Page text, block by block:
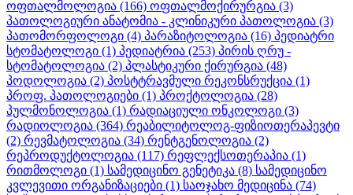
ოფთალმოლოგია (166) ოფთალმოქირურგია (3)
პათოლოგიური ანატომია - კლინიკური პათოლოგია (3)
პათომორფოლოგი (4) პარაზიტოლოგია (16) პედიატრი
სტომატოლოგი (1) პედიატრია (253) პირის ღრუ -
სტომატოლოგია (2) პლასტიკური ქირურგია (48)
პოდოლოგია (2) პოსტტრავმული რეკონსრუქცია (1)
პროფ. პათოლოგიები (1) პროქტოლოგია (28)
პულმონოლოგია (1) რადიაციული ონკოლოგი (3)
რადიოლოგია (364) რეაბილიტოლოგ-ფიზიოთერაპევტი
(2) რევმატოლოგია (34) რენტგენოლოგია (2)
რეპროდუქტოლოგია (117) რეფლექსოთერაპია (1)
რითმოლოგი (1) სამედიცინო გენეტიკა (8) სამედიცინო
კვლევითი ორგანიზაციები (1) საოჯახო მედიცინა (74)